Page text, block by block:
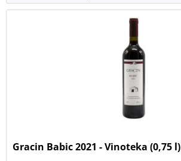
Gracin Babic 2021 - Vinoteka (0,75 l)